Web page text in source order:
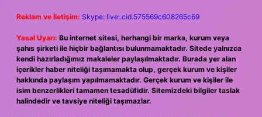
Reklam ve İletişim: Skype: live:.cid.575569c608265c69
Yasal Uyarı: Bu internet sitesi, herhangi bir marka, kurum veya
şahıs şirketi ile hiçbir bağlantısı bulunmamaktadır. Sitede yalnızca
kendi hazırladığımız makaleler paylaşılmaktadır. Burada yer alan
içerikler haber niteliği taşımamakta olup, gerçek kurum ve kişiler
hakkında paylaşım yapılmamaktadır. Gerçek kurum ve kişiler ile
isim benzerlikleri tamamen tesadüfidir. Sitemizdeki bilgiler taslak
halindedir ve tavsiye niteliği taşımazlar.